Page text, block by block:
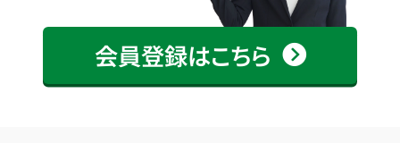
会員登録はこちら